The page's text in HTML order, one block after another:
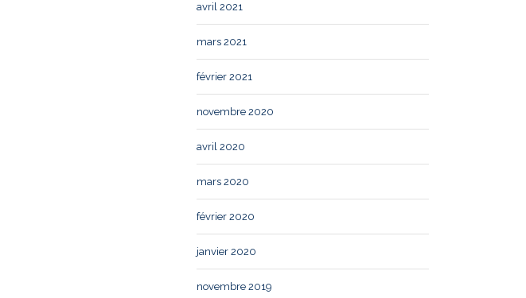
avril 2021
mars 2021
février 2021
novembre 2020
avril 2020
mars 2020
février 2020
janvier 2020
novembre 2019